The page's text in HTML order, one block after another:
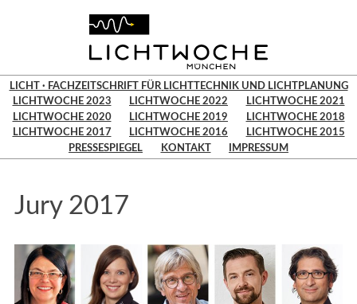
LICHT · FACHZEITSCHRIFT FÜR LICHTTECHNIK UND LICHTPLANUNG
LICHTWOCHE 2023
LICHTWOCHE 2022
LICHTWOCHE 2021
LICHTWOCHE 2020
LICHTWOCHE 2019
LICHTWOCHE 2018
LICHTWOCHE 2017
LICHTWOCHE 2016
LICHTWOCHE 2015
PRESSESPIEGEL
KONTAKT IMPRESSUM
Jury 2017